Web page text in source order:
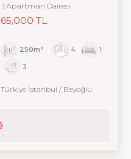
Apartman Dairesi
65,000 TL
250m² 4
1
3
Türkiye İstanbul / Beyoğlu